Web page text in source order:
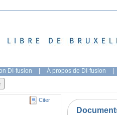
DI-fusion | À propos de DI-fusion |
Citer